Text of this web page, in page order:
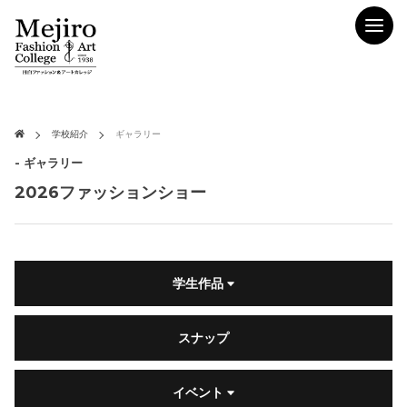
学校紹介 ギャラリー
- ギャラリー
2026ファッションショー
学生作品
スナップ
イベント